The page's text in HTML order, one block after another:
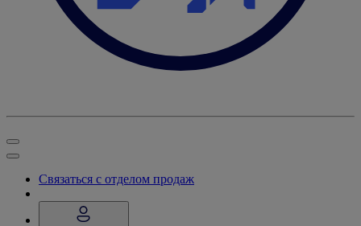
Связаться с отделом продаж